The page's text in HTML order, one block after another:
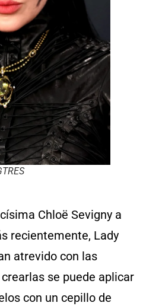
Chloë Sevigny a
recientemente, Lady
atrevido con las
se puede aplicar
con un cepillo de